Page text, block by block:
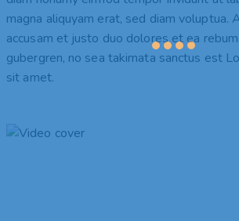
magna aliquyam erat, sed diam voluptua.
accusam et justo duo dolores et ea
gubergren, no sea takimata sanctus est
sit amet.